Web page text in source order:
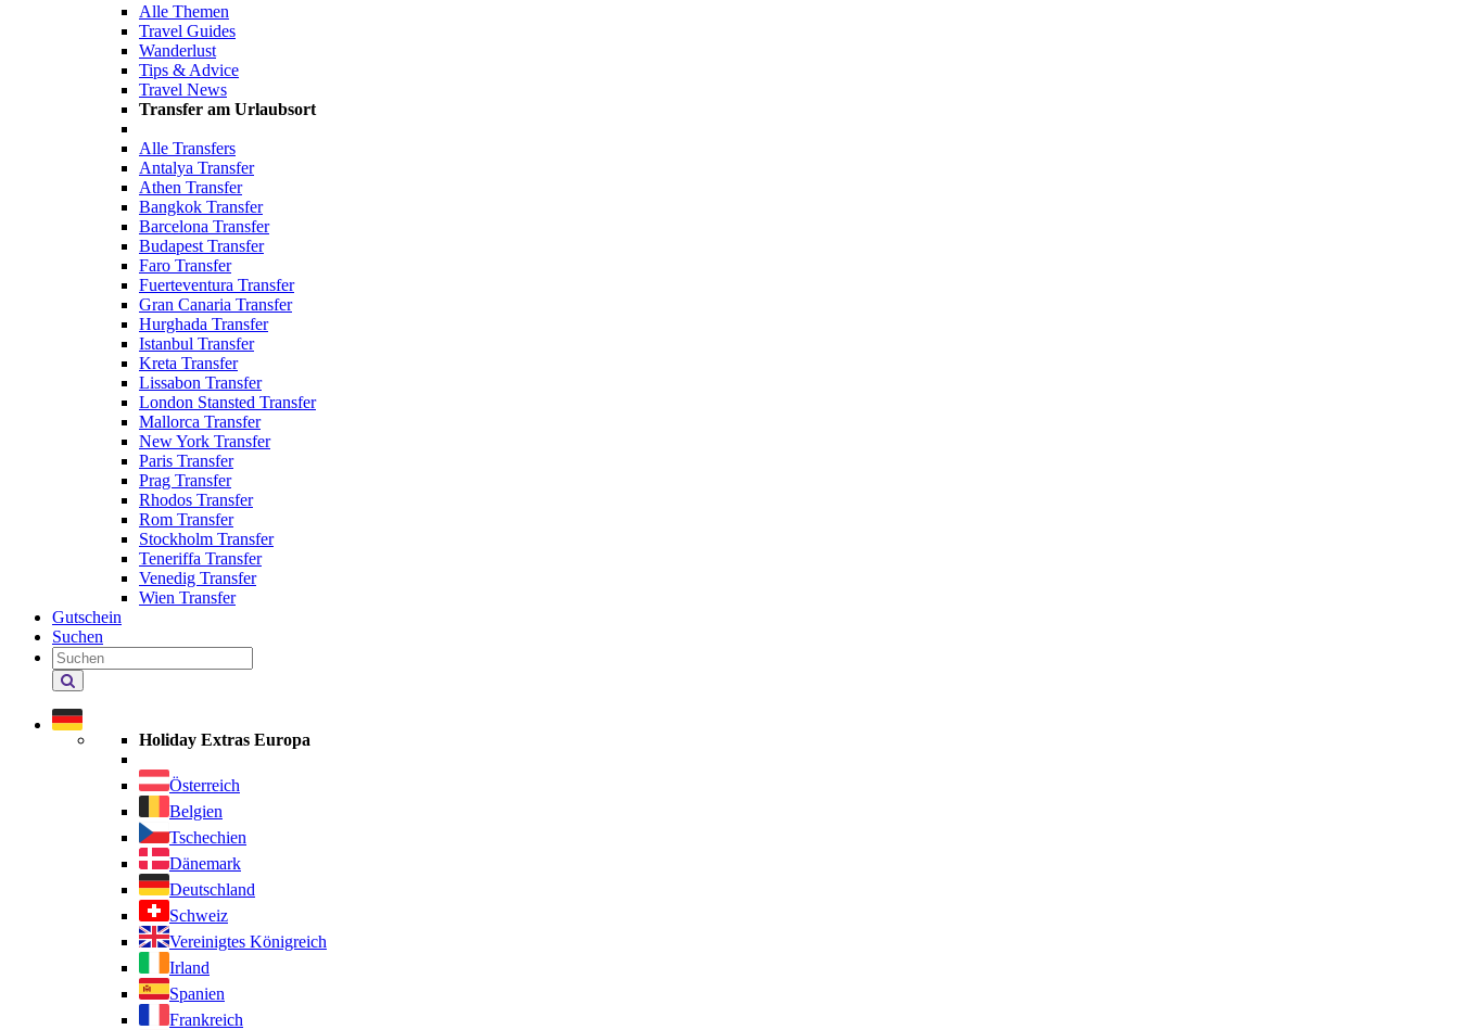
Alle Themen
Travel Guides
Wanderlust
Tips & Advice
Travel News
Transfer am Urlaubsort
Alle Transfers
Antalya Transfer
Athen Transfer
Bangkok Transfer
Barcelona Transfer
Budapest Transfer
Faro Transfer
Fuerteventura Transfer
Gran Canaria Transfer
Hurghada Transfer
Istanbul Transfer
Kreta Transfer
Lissabon Transfer
London Stansted Transfer
Mallorca Transfer
New York Transfer
Paris Transfer
Prag Transfer
Rhodos Transfer
Rom Transfer
Stockholm Transfer
Teneriffa Transfer
Venedig Transfer
Wien Transfer
Gutschein
Suchen
Holiday
Extras
durchsuchen
Holiday Extras Europa
Österreich
Belgien
Tschechien
Dänemark
Deutschland
Schweiz
Vereinigtes Königreich
Irland
Spanien
Frankreich